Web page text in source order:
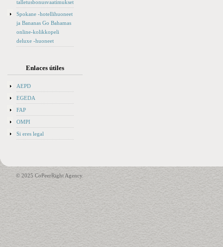
talletusbonusvaatimukset
Spokane -hotellihuoneet
ja Bananas Go Bahamas
online-kolikkopeli
deluxe -huoneet
Enlaces útiles
AEPD
EGEDA
FAP
OMPI
Si eres legal
© 2025 CoPeerRight Agency.